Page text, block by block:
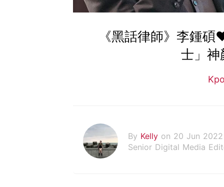
《黑話律師》李鍾
士」神
By Kelly on 20 Jun 2022
Senior Digital Media